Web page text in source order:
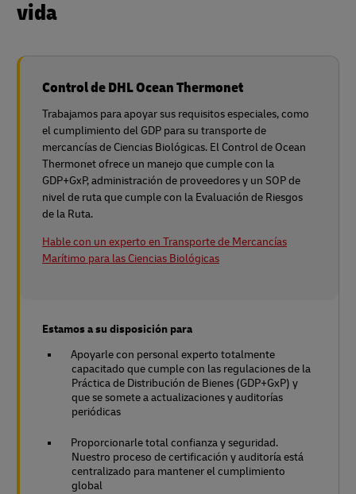
vida
Control de DHL Ocean Thermonet
Trabajamos para apoyar sus requisitos especiales, como
el cumplimiento del GDP para su transporte de
mercancías de Ciencias Biológicas. El Control de Ocean
Thermonet ofrece un manejo que cumple con la
GDP+GxP, administración de proveedores y un SOP de
nivel de ruta que cumple con la Evaluación de Riesgos
de la Ruta.
Hable con un experto en Transporte de Mercancías
Marítimo para las Ciencias Biológicas
Estamos a su disposición para
Apoyarle con personal experto totalmente
capacitado que cumple con las regulaciones de la
Práctica de Distribución de Bienes (GDP+GxP) y
que se somete a actualizaciones y auditorías
periódicas
Proporcionarle total confianza y seguridad.
Nuestro proceso de certificación y auditoría está
centralizado para mantener el cumplimiento
global